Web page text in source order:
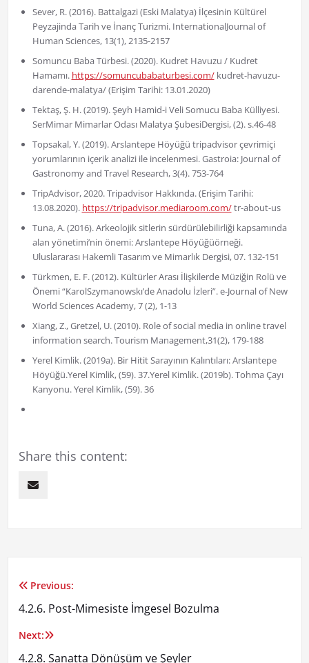
Sever, R. (2016). Battalgazi (Eski Malatya) İlçesinin Kültürel
Peyzajinda Tarih ve İnanç Turizmi. InternationalJournal of
Human Sciences, 13(1), 2135-2157
Somuncu Baba Türbesi. (2020). Kudret Havuzu / Kudret
Hamamı. https://somuncubabaturbesi.com/kudret-havuzu-
darende-malatya/ (Erişim Tarihi: 13.01.2020)
Tektaş, Ş. H. (2019). Şeyh Hamid-i Veli Somucu Baba Külliyesi.
SerMimar Mimarlar Odası Malatya ŞubesiDergisi, (2). s.46-48
Topsakal, Y. (2019). Arslantepe Höyüğü tripadvisor çevrimiçi
yorumlarının içerik analizi ile incelenmesi. Gastroia: Journal of
Gastronomy and Travel Research, 3(4). 753-764
TripAdvisor, 2020. Tripadvisor Hakkında. (Erişim Tarihi:
13.08.2020). https://tripadvisor.mediaroom.com/tr-about-us
Tuna, A. (2016). Arkeolojik sitlerin sürdürülebilirliği kapsamında
alan yönetimi’nin önemi: Arslantepe Höyüğüörneği.
Uluslararası Hakemli Tasarım ve Mimarlık Dergisi, 07. 132-151
Türkmen, E. F. (2012). Kültürler Arası İlişkilerde Müziğin Rolü ve
Önemi “KarolSzymanowskı’de Anadolu İzleri”. e-Journal of New
World Sciences Academy, 7 (2), 1-13
Xiang, Z., Gretzel, U. (2010). Role of social media in online travel
information search. Tourism Management,31(2), 179-188
Yerel Kimlik. (2019a). Bir Hitit Sarayının Kalıntıları: Arslantepe
Höyüğü.Yerel Kimlik, (59). 37.Yerel Kimlik. (2019b). Tohma Çayı
Kanyonu. Yerel Kimlik, (59). 36
Share this content:
Yazı
gezinmesi
Previous:
4.2.6. Post-Mimesiste İmgesel Bozulma
Next:
4.2.8. Sanatta Dönüşüm ve Şeyler